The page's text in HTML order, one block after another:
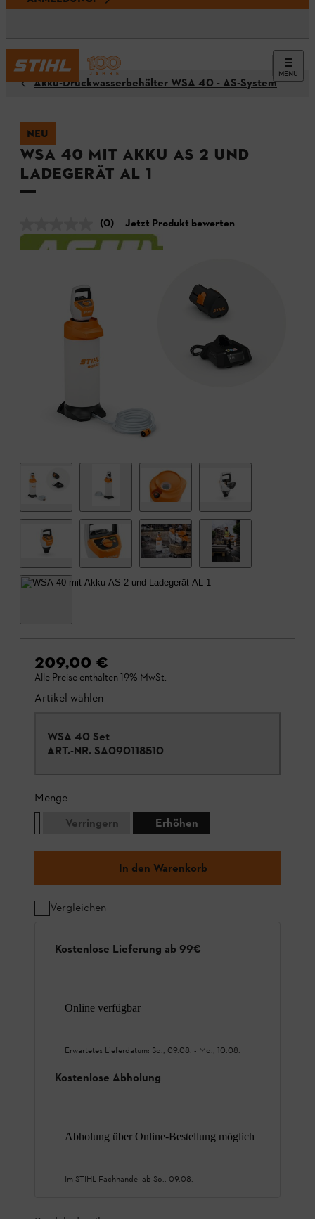
MENÜ
Akku-Druckwasserbehälter WSA 40 - AS-System
NEU
WSA 40 mit Akku AS 2 und
Ladegerät AL 1
(0) Jetzt Produkt bewerten
209,00 €
Alle Preise enthalten 19% MwSt.
Artikel wählen
WSA 40 Set
ART.-NR. SA090118510
Menge
Verringern
Erhöhen
In den Warenkorb
Vergleichen
Kostenlose Lieferung ab 99€
Online verfügbar
Erwartetes Lieferdatum: So., 09.08. - Mo., 10.08.
Kostenlose Abholung
Abholung über Online-Bestellung möglich
Im STIHL Fachhandel ab So., 09.08.